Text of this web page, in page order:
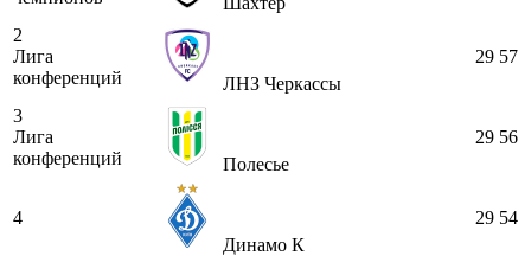
2
Лига
конференций
ЛНЗ Черкассы
29 57
3
Лига
конференций
Полесье
29 56
4
Динамо К
29 54